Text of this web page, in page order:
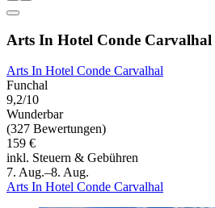
Arts In Hotel Conde Carvalhal
Arts In Hotel Conde Carvalhal
Funchal
9,2/10
Wunderbar
(327 Bewertungen)
159 €
inkl. Steuern & Gebühren
7. Aug.–8. Aug.
Arts In Hotel Conde Carvalhal